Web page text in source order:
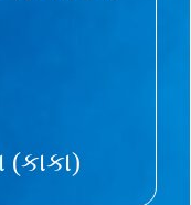
(કાકા)